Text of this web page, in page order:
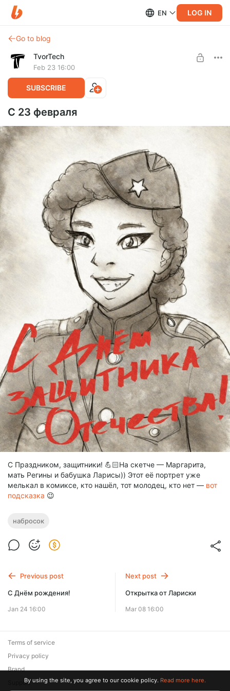
EN LOG IN
Go to blog
TvorTech
Feb 23 16:00
SUBSCRIBE
С 23 февраля
С Праздником, защитники! 💪🏻На скетче — Маргарита,
мать Регины и бабушка Ларисы)) Этот её портрет уже
мелькал в комиксе, кто нашёл, тот молодец, кто нет — вот
подсказка 😉
набросок
Previous post
С Днём рождения!
Jan 24 16:00
Next post
Открытка от Лариски
Mar 08 16:00
Terms of service
Privacy policy
Brand
SupportBy using the site, you agree to our cookie policy. Read more here.